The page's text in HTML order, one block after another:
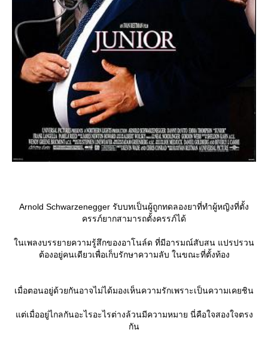
Arnold Schwarzenegger รับบทเป็นผู้ถูกทดลองยาที่ทำผู้หญิงที่ตั้ง
ครรภ์ยากสามารถตั้งครรภ์ได้
นเพลงบรรยายความรู้สึกของอาโนล์ด ที่มีอารมณ์สับสน แปรปรวน
ต้องอยู่คนเดียวเพื่อเก็บรักษาความลับ ในขณะที่ตั้งท้อง
เมื่อตอนอยู่ด้วยกันอาจไม่ได้มองเห็นความรักเพราะเป็นความเคยชิน
ต่เมื่ออยู่ไกลกันอะไรอะไรต่างล้วนมีความหมาย นี่คือใจสองใจตรง
กัน